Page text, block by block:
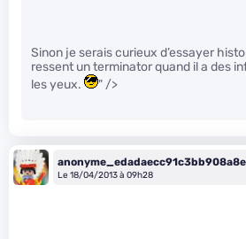
Sinon je serais curieux d’essayer
ressent un terminator quand il a des
les yeux.
" />
Le 18/04/2013 à 09h28